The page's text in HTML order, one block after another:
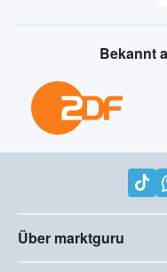
Bekannt
Über marktguru